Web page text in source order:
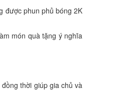
được phun phủ bóng 2K
món quà tặng ý nghĩa
thời giúp gia chủ và